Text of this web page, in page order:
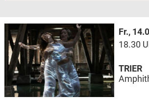
Fr.,
18.30
TRIER